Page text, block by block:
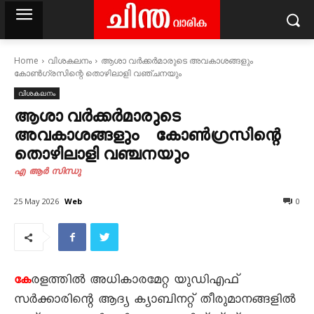
Home വിശകലനം
ആശാ വർക്കർമാരുടെ അവകാശങ്ങളും
കോൺഗ്രസിന്റെ തൊഴിലാളി വഞ്ചനയും
വിശകലനം
ആശാ വർക്കർമാരുടെ
അവകാശങ്ങളും കോൺഗ്രസിന്റെ
തൊഴിലാളി വഞ്ചനയും
എ ആർ സിന്ധു
25 May 2026 Web 0
കേരളത്തിൽ അധികാരമേറ്റ യുഡിഎഫ്
സർക്കാരിന്റെ ആദ്യ ക്യാബിനറ്റ് തീരുമാനങ്ങളിൽ